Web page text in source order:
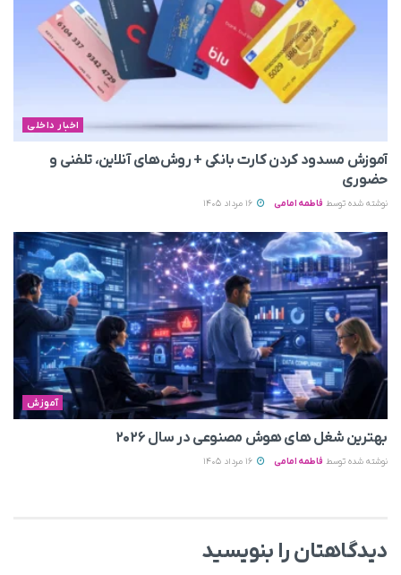
اخبار داخلی
آموزش مسدود کردن کارت بانکی + روش‌های آنلاین، تلفنی و
حضوری
نوشته شده توسط فاطمه امامی
آموزش
بهترین شغل های هوش مصنوعی در سال ۲۰۲۶
نوشته شده توسط فاطمه امامی
دیدگاهتان را بنویسید